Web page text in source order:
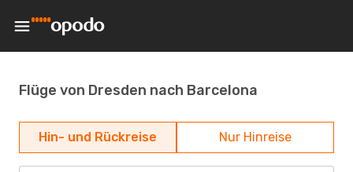
Flüge von Dresden nach Barcelona
Hin- und Rückreise Nur Hinreise